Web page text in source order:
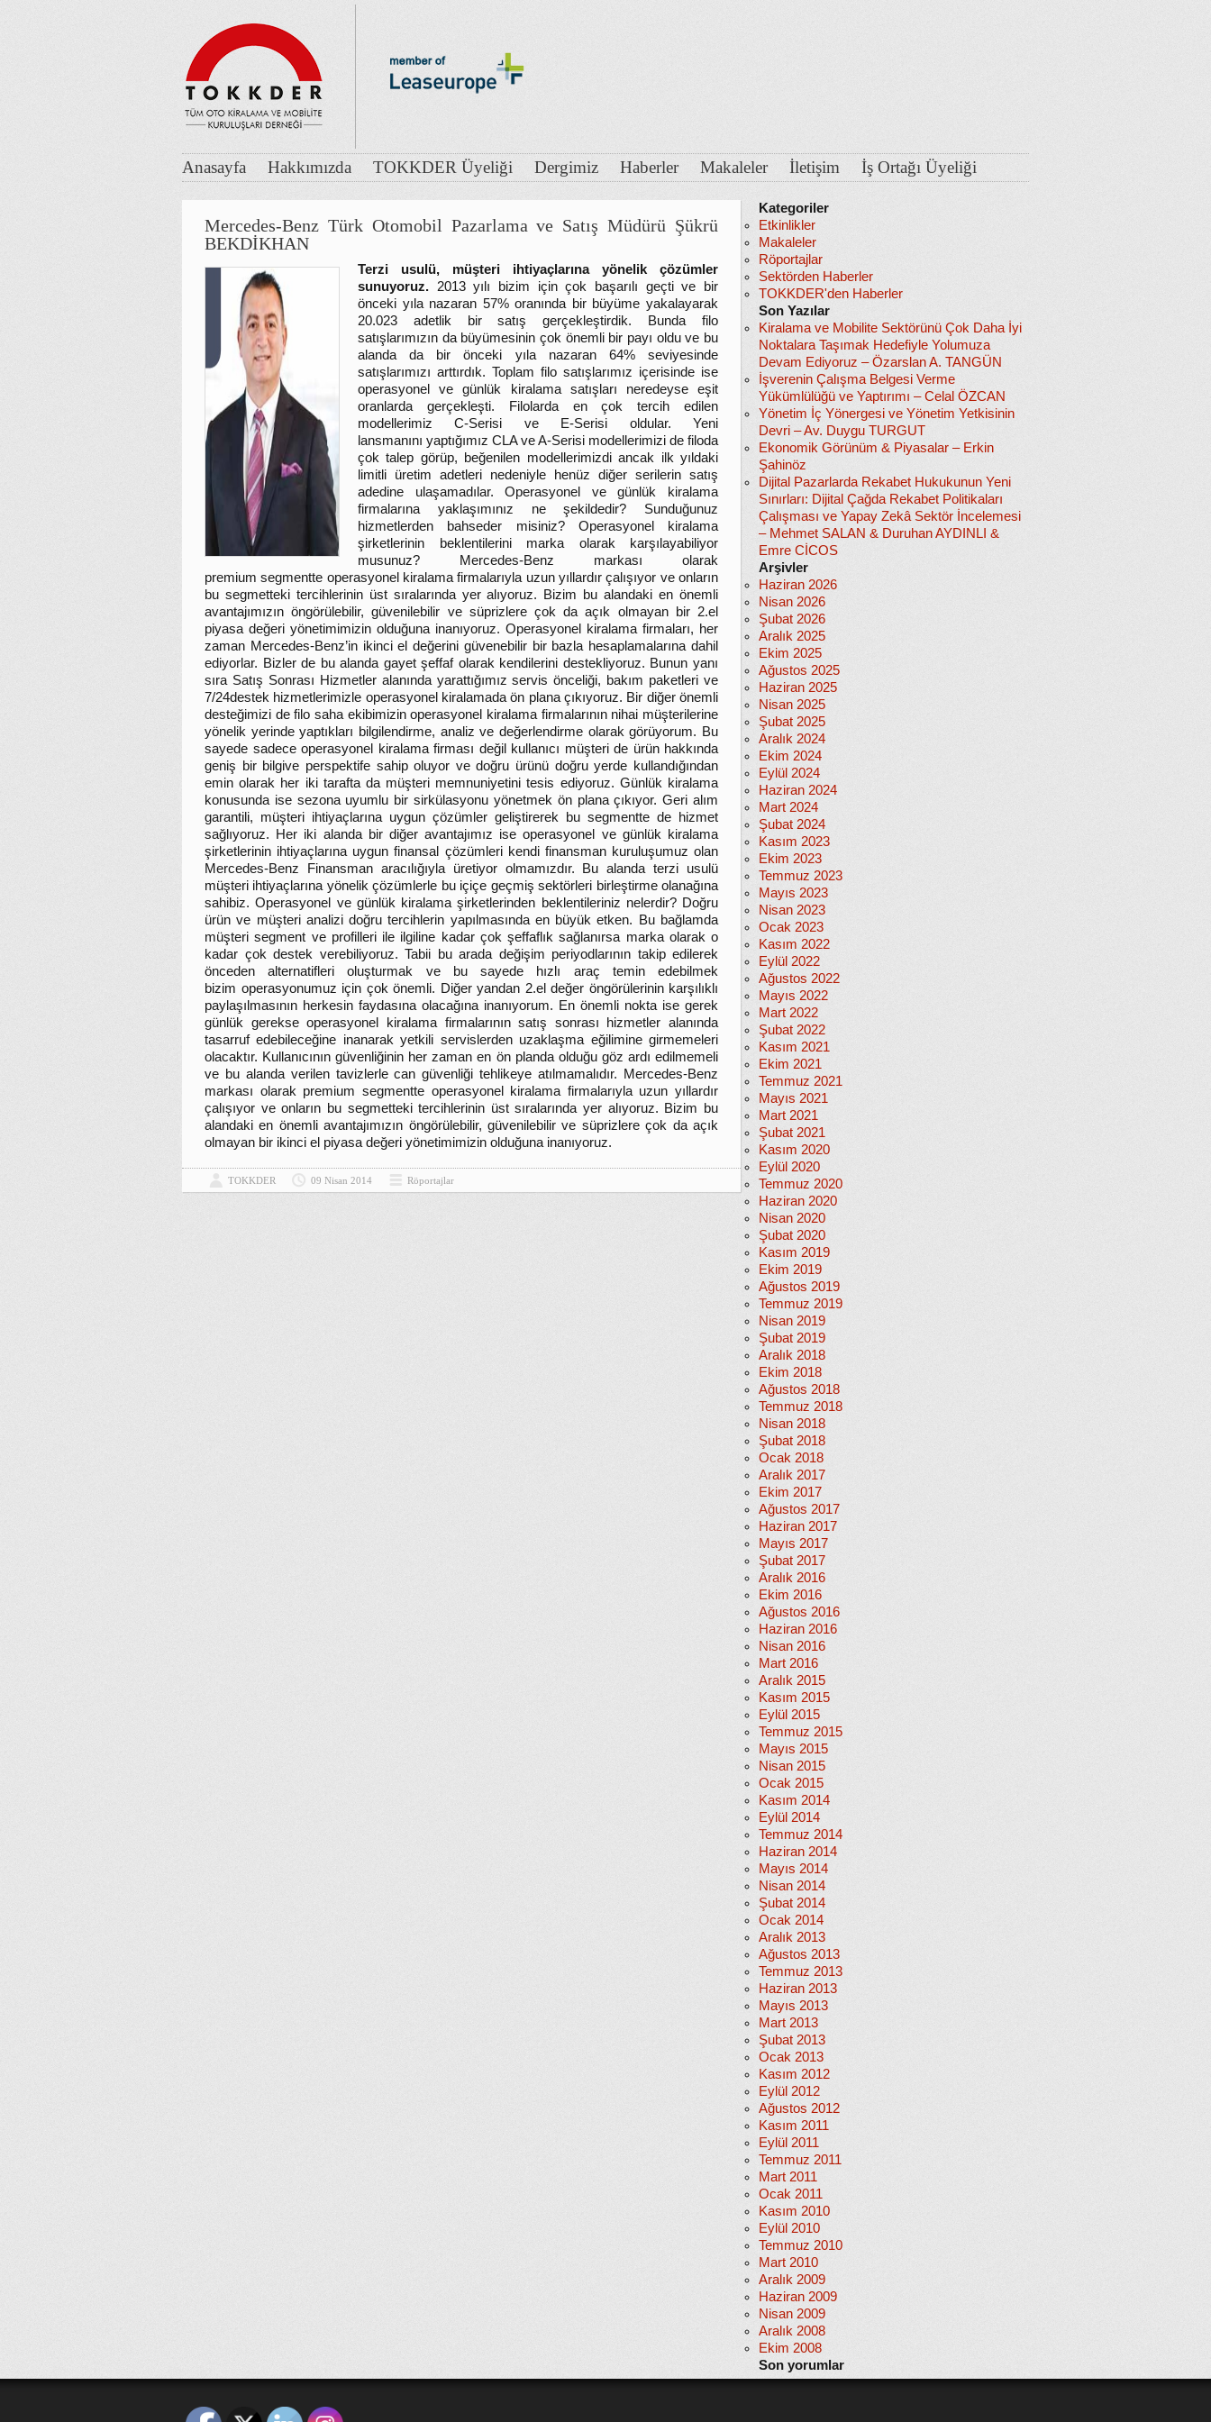
Anasayfa Hakkımızda TOKKDER Üyeliği Dergimiz Haberler Makaleler İletişim İş Ortağı Üyeliği
Mercedes-Benz Türk Otomobil Pazarlama ve Satış Müdürü Şükrü
BEKDİKHAN
Terzi usulü, müşteri ihtiyaçlarına yönelik çözümler
sunuyoruz. 2013 yılı bizim için çok başarılı geçti ve bir
önceki yıla nazaran 57% oranında bir büyüme yakalayarak
20.023 adetlik bir satış gerçekleştirdik. Bunda filo
satışlarımızın da büyümesinin çok önemli bir payı oldu ve bu
alanda da bir önceki yıla nazaran 64% seviyesinde
satışlarımızı arttırdık. Toplam filo satışlarımız içerisinde ise
operasyonel ve günlük kiralama satışları neredeyse eşit
oranlarda gerçekleşti. Filolarda en çok tercih edilen
modellerimiz C-Serisi ve E-Serisi oldular. Yeni
lansmanını yaptığımız CLA ve A-Serisi modellerimizi de filoda
çok talep görüp, beğenilen modellerimizdi ancak ilk yıldaki
limitli üretim adetleri nedeniyle henüz diğer serilerin satış
adedine ulaşamadılar.Operasyonel ve günlük kiralama
firmalarına yaklaşımınız ne şekildedir? Sunduğunuz
hizmetlerden bahseder misiniz? Operasyonel kiralama
şirketlerinin beklentilerini marka olarak karşılayabiliyor
musunuz? Mercedes-Benz markası olarak
premium segmentte operasyonel kiralama firmalarıyla uzun yıllardır çalışıyor ve onların
bu segmetteki tercihlerinin üst sıralarında yer alıyoruz. Bizim bu alandaki en önemli
avantajımızın öngörülebilir, güvenilebilir ve süprizlere çok da açık olmayan bir 2.el
piyasa değeri yönetimimizin olduğuna inanıyoruz. Operasyonel kiralama firmaları, her
zaman Mercedes-Benz’in ikinci el değerini güvenebilir bir bazla hesaplamalarına dahil
ediyorlar. Bizler de bu alanda gayet şeffaf olarak kendilerini destekliyoruz. Bunun yanı
sıra Satış Sonrası Hizmetler alanında yarattığımız servis önceliği, bakım paketleri ve
7/24destek hizmetlerimizle operasyonel kiralamada ön plana çıkıyoruz. Bir diğer önemli
desteğimizi de filo saha ekibimizin operasyonel kiralama firmalarının nihai müşterilerine
yönelik yerinde yaptıkları bilgilendirme, analiz ve değerlendirme olarak görüyorum. Bu
sayede sadece operasyonel kiralama firması değil kullanıcı müşteri de ürün hakkında
geniş bir bilgive perspektife sahip oluyor ve doğru ürünü doğru yerde kullandığından
emin olarak her iki tarafta da müşteri memnuniyetini tesis ediyoruz. Günlük kiralama
konusunda ise sezona uyumlu bir sirkülasyonu yönetmek ön plana çıkıyor. Geri alım
garantili, müşteri ihtiyaçlarına uygun çözümler geliştirerek bu segmentte de hizmet
sağlıyoruz. Her iki alanda bir diğer avantajımız ise operasyonel ve günlük kiralama
şirketlerinin ihtiyaçlarına uygun finansal çözümleri kendi finansman kuruluşumuz olan
Mercedes-Benz Finansman aracılığıyla üretiyor olmamızdır. Bu alanda terzi usulü
müşteri ihtiyaçlarına yönelik çözümlerle bu içiçe geçmiş sektörleri birleştirme olanağına
sahibiz. Operasyonel ve günlük kiralama şirketlerinden beklentileriniz nelerdir? Doğru
ürün ve müşteri analizi doğru tercihlerin yapılmasında en büyük etken. Bu bağlamda
müşteri segment ve profilleri ile ilgiline kadar çok şeffaflık sağlanırsa marka olarak o
kadar çok destek verebiliyoruz. Tabii bu arada değişim periyodlarının takip edilerek
önceden alternatifleri oluşturmak ve bu sayede hızlı araç temin edebilmek
bizim operasyonumuz için çok önemli. Diğer yandan 2.el değer öngörülerinin karşılıklı
paylaşılmasının herkesin faydasına olacağına inanıyorum. En önemli nokta ise gerek
günlük gerekse operasyonel kiralama firmalarının satış sonrası hizmetler alanında
tasarruf edebileceğine inanarak yetkili servislerden uzaklaşma eğilimine girmemeleri
olacaktır. Kullanıcının güvenliğinin her zaman en ön planda olduğu göz ardı edilmemeli
ve bu alanda verilen tavizlerle can güvenliği tehlikeye atılmamalıdır. Mercedes-Benz
markası olarak premium segmentte operasyonel kiralama firmalarıyla uzun yıllardır
çalışıyor ve onların bu segmetteki tercihlerinin üst sıralarında yer alıyoruz. Bizim bu
alandaki en önemli avantajımızın öngörülebilir, güvenilebilir ve süprizlere çok da açık
olmayan bir ikinci el piyasa değeri yönetimimizin olduğuna inanıyoruz.
TOKKDER 09 Nisan 2014 Röportajlar
Kategoriler
Etkinlikler
Makaleler
Röportajlar
Sektörden Haberler
TOKKDER'den Haberler
Son Yazılar
Kiralama ve Mobilite Sektörünü Çok Daha İyi
Noktalara Taşımak Hedefiyle Yolumuza
Devam Ediyoruz – Özarslan A. TANGÜN
İşverenin Çalışma Belgesi Verme
Yükümlülüğü ve Yaptırımı – Celal ÖZCAN
Yönetim İç Yönergesi ve Yönetim Yetkisinin
Devri – Av. Duygu TURGUT
Ekonomik Görünüm & Piyasalar – Erkin
Şahinöz
Dijital Pazarlarda Rekabet Hukukunun Yeni
Sınırları: Dijital Çağda Rekabet Politikaları
Çalışması ve Yapay Zekâ Sektör İncelemesi
– Mehmet SALAN & Duruhan AYDINLI &
Emre CİCOS
Arşivler
Haziran 2026
Nisan 2026
Şubat 2026
Aralık 2025
Ekim 2025
Ağustos 2025
Haziran 2025
Nisan 2025
Şubat 2025
Aralık 2024
Ekim 2024
Eylül 2024
Haziran 2024
Mart 2024
Şubat 2024
Kasım 2023
Ekim 2023
Temmuz 2023
Mayıs 2023
Nisan 2023
Ocak 2023
Kasım 2022
Eylül 2022
Ağustos 2022
Mayıs 2022
Mart 2022
Şubat 2022
Kasım 2021
Ekim 2021
Temmuz 2021
Mayıs 2021
Mart 2021
Şubat 2021
Kasım 2020
Eylül 2020
Temmuz 2020
Haziran 2020
Nisan 2020
Şubat 2020
Kasım 2019
Ekim 2019
Ağustos 2019
Temmuz 2019
Nisan 2019
Şubat 2019
Aralık 2018
Ekim 2018
Ağustos 2018
Temmuz 2018
Nisan 2018
Şubat 2018
Ocak 2018
Aralık 2017
Ekim 2017
Ağustos 2017
Haziran 2017
Mayıs 2017
Şubat 2017
Aralık 2016
Ekim 2016
Ağustos 2016
Haziran 2016
Nisan 2016
Mart 2016
Aralık 2015
Kasım 2015
Eylül 2015
Temmuz 2015
Mayıs 2015
Nisan 2015
Ocak 2015
Kasım 2014
Eylül 2014
Temmuz 2014
Haziran 2014
Mayıs 2014
Nisan 2014
Şubat 2014
Ocak 2014
Aralık 2013
Ağustos 2013
Temmuz 2013
Haziran 2013
Mayıs 2013
Mart 2013
Şubat 2013
Ocak 2013
Kasım 2012
Eylül 2012
Ağustos 2012
Kasım 2011
Eylül 2011
Temmuz 2011
Mart 2011
Ocak 2011
Kasım 2010
Eylül 2010
Temmuz 2010
Mart 2010
Aralık 2009
Haziran 2009
Nisan 2009
Aralık 2008
Ekim 2008
Son yorumlar